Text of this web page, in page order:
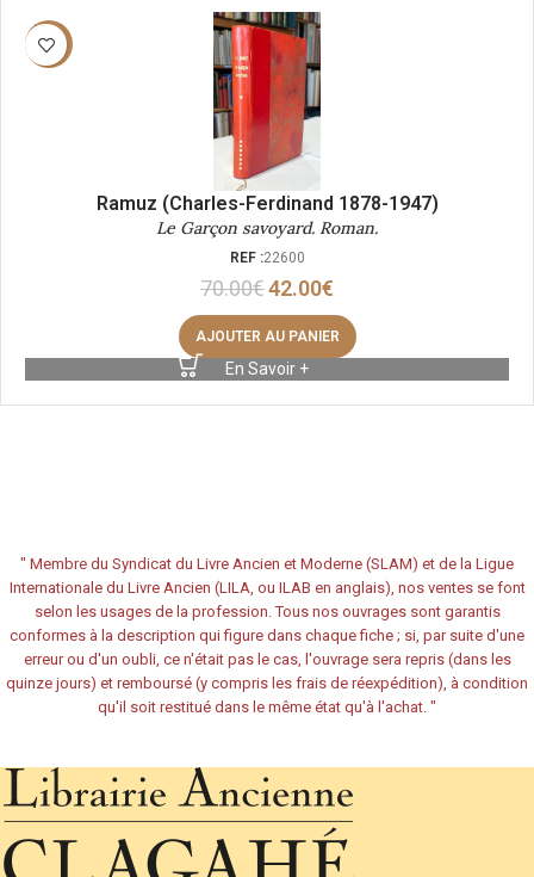
-40%
Ramuz (Charles-Ferdinand 1878-1947)
Le Garçon savoyard. Roman.
REF :22600
70.00€42.00€
AJOUTER AU PANIER
En Savoir +
" Membre du Syndicat du Livre Ancien et Moderne (SLAM) et de la Ligue
Internationale du Livre Ancien (LILA, ou ILAB en anglais), nos ventes se font
selon les usages de la profession. Tous nos ouvrages sont garantis
conformes à la description qui figure dans chaque fiche ; si, par suite d'une
erreur ou d'un oubli, ce n'était pas le cas, l'ouvrage sera repris (dans les
quinze jours) et remboursé (y compris les frais de réexpédition), à condition
qu'il soit restitué dans le même état qu'à l'achat. "